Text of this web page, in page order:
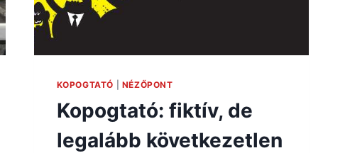
KOPOGTATÓ NÉZŐPONT
Kopogtató: fiktív, de
legalább következetlen